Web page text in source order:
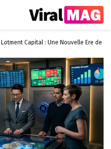
Lotment Capital : Une Nouvelle Ère de